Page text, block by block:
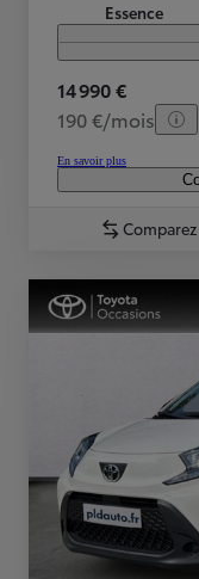
Essence
14 990 €
190 €/mois
En savoir plus
Comparez